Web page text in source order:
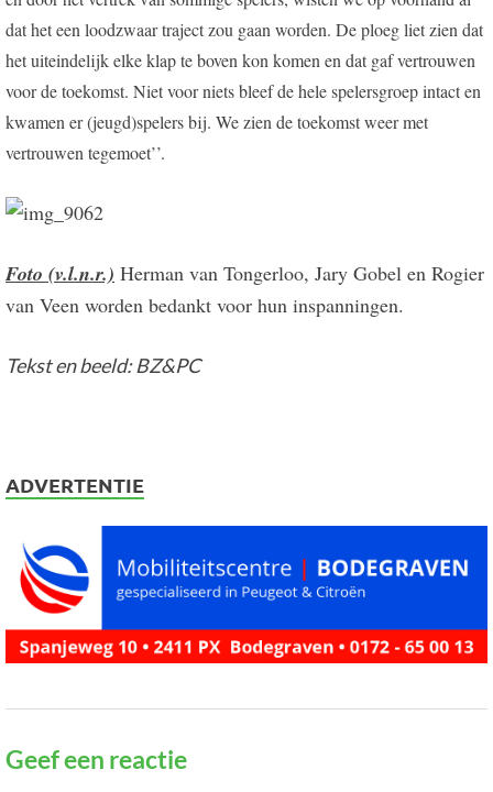
dat het een loodzwaar traject zou gaan worden. De ploeg liet zien dat
het uiteindelijk elke klap te boven kon komen en dat gaf vertrouwen
voor de toekomst. Niet voor niets bleef de hele spelersgroep intact en
kwamen er (jeugd)spelers bij. We zien de toekomst weer met
vertrouwen tegemoet’’.
Foto (v.l.n.r.) Herman van Tongerloo, Jary Gobel en Rogier
van Veen worden bedankt voor hun inspanningen.
Tekst en beeld: BZ&PC
ADVERTENTIE
Geef een reactie